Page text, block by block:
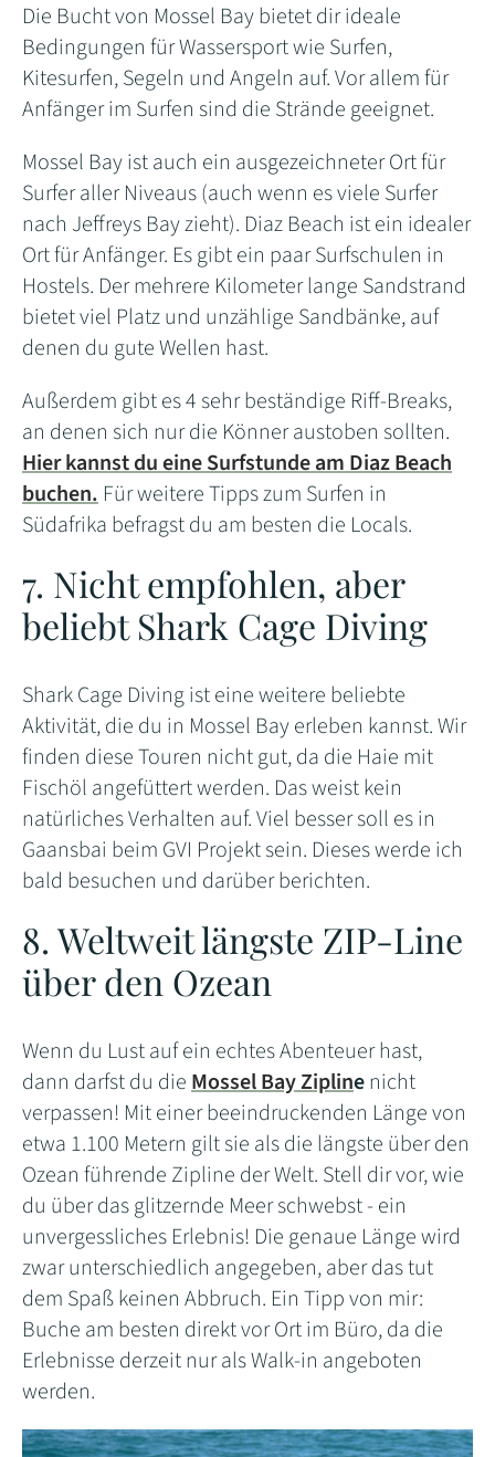
Die Bucht von Mossel Bay bietet dir ideale
Bedingungen für Wassersport wie Surfen,
Kitesurfen, Segeln und Angeln auf. Vor allem für
Anfänger im Surfen sind die Strände geeignet.
Mossel Bay ist auch ein ausgezeichneter Ort für
Surfer aller Niveaus (auch wenn es viele Surfer
nach Jeffreys Bay zieht). Diaz Beach ist ein idealer
Ort für Anfänger. Es gibt ein paar Surfschulen in
Hostels. Der mehrere Kilometer lange Sandstrand
bietet viel Platz und unzählige Sandbänke, auf
denen du gute Wellen hast.
Außerdem gibt es 4 sehr beständige Riff-Breaks,
an denen sich nur die Könner austoben sollten.
Hier kannst du eine Surfstunde am Diaz Beach
buchen. Für weitere Tipps zum Surfen in
Südafrika befragst du am besten die Locals.
7. Nicht empfohlen, aber
beliebt Shark Cage Diving
Shark Cage Diving ist eine weitere beliebte
Aktivität, die du in Mossel Bay erleben kannst. Wir
finden diese Touren nicht gut, da die Haie mit
Fischöl angefüttert werden. Das weist kein
natürliches Verhalten auf. Viel besser soll es in
Gaansbai beim GVI Projekt sein. Dieses werde ich
bald besuchen und darüber berichten.
8. Weltweit längste ZIP-Line
über den Ozean
Wenn du Lust auf ein echtes Abenteuer hast,
dann darfst du dieMossel Bay Ziplinenicht
verpassen! Mit einer beeindruckenden Länge von
etwa 1.100 Metern gilt sie als die längste über den
Ozean führende Zipline der Welt. Stell dir vor, wie
du über das glitzernde Meer schwebst - ein
unvergessliches Erlebnis! Die genaue Länge wird
zwar unterschiedlich angegeben, aber das tut
dem Spaß keinen Abbruch. Ein Tipp von mir:
Buche am besten direkt vor Ort im Büro, da die
Erlebnisse derzeit nur als Walk-in angeboten
werden.